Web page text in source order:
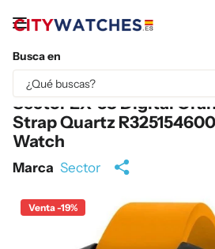
Busca en
Parte del contenido se ha
Sector EX-38 Digital
Strap Quartz
Watch
Marca Sector
Venta -19%